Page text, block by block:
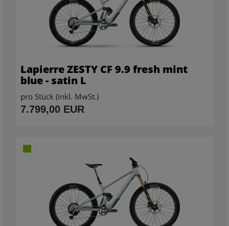
Lapierre ZESTY CF 9.9 fresh mint
blue - satin L
pro Stück (inkl. MwSt.)
7.799,00 EUR